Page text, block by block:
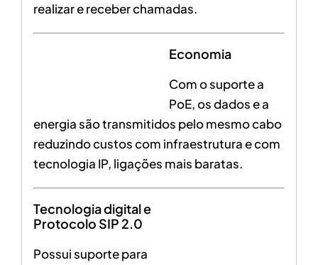
realizar e receber chamadas.
Economia
Com o suporte a
PoE, os dados e a
energia são transmitidos pelo mesmo cabo
reduzindo custos com infraestrutura e com
tecnologia IP, ligações mais baratas.
Tecnologia digital e
Protocolo SIP 2.0
Possui suporte para